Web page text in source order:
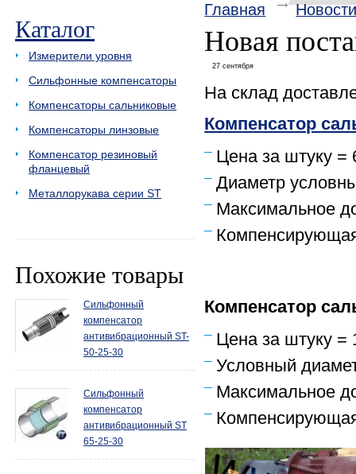
Каталог
Измерители уровня
Сильфонные компенсаторы
Компенсаторы сальниковые
Компенсаторы линзовые
Компенсатор резиновый
фланцевый
Металлорукава серии ST
Похожие товары
Сильфонный
компенсатор
антивибрационный ST-
50-25-30
Сильфонный
компенсатор
антивибрационный ST
65-25-30
Главная
Новая
27 сентября
На склад
Компенсатор
Цена за штуку =
Диаметр
Максимальное
Компенсатор
Цена за штуку =
Условный
Максимальное